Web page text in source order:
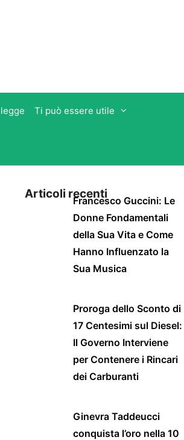
Ti può essere utile
Articoli recentiFrancesco Guccini: Le
Donne Fondamentali
della Sua Vita e Come
Hanno Influenzato la
Sua Musica
Proroga dello Sconto di
17 Centesimi sul Diesel:
Il Governo Interviene
per Contenere i Rincari
dei Carburanti
Ginevra Taddeucci
conquista l’oro nella 10